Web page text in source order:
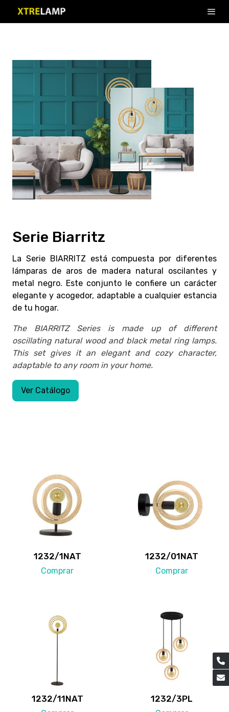
Serie Biarritz
La Serie BIARRITZ está compuesta por diferentes
lámparas de aros de madera natural oscilantes y
metal negro. Este conjunto le confiere un carácter
elegante y acogedor, adaptable a cualquier estancia
de tu hogar.
The BIARRITZ Series is made up of different
oscillating natural wood and black metal ring lamps.
This set gives it an elegant and cozy character,
adaptable to any room in your home.
Ver Catálogo
1232/1NAT
Comprar
1232/01NAT
Comprar
1232/11NAT 1232/3PL